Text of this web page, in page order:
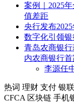
案例｜2025
值差距
央行发布
数字化引领
青岛农商银
内农商银行首
李源任
热词 理财 支付 银联
CFCA 区块链 手机